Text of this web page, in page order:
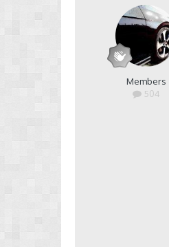
Members
504